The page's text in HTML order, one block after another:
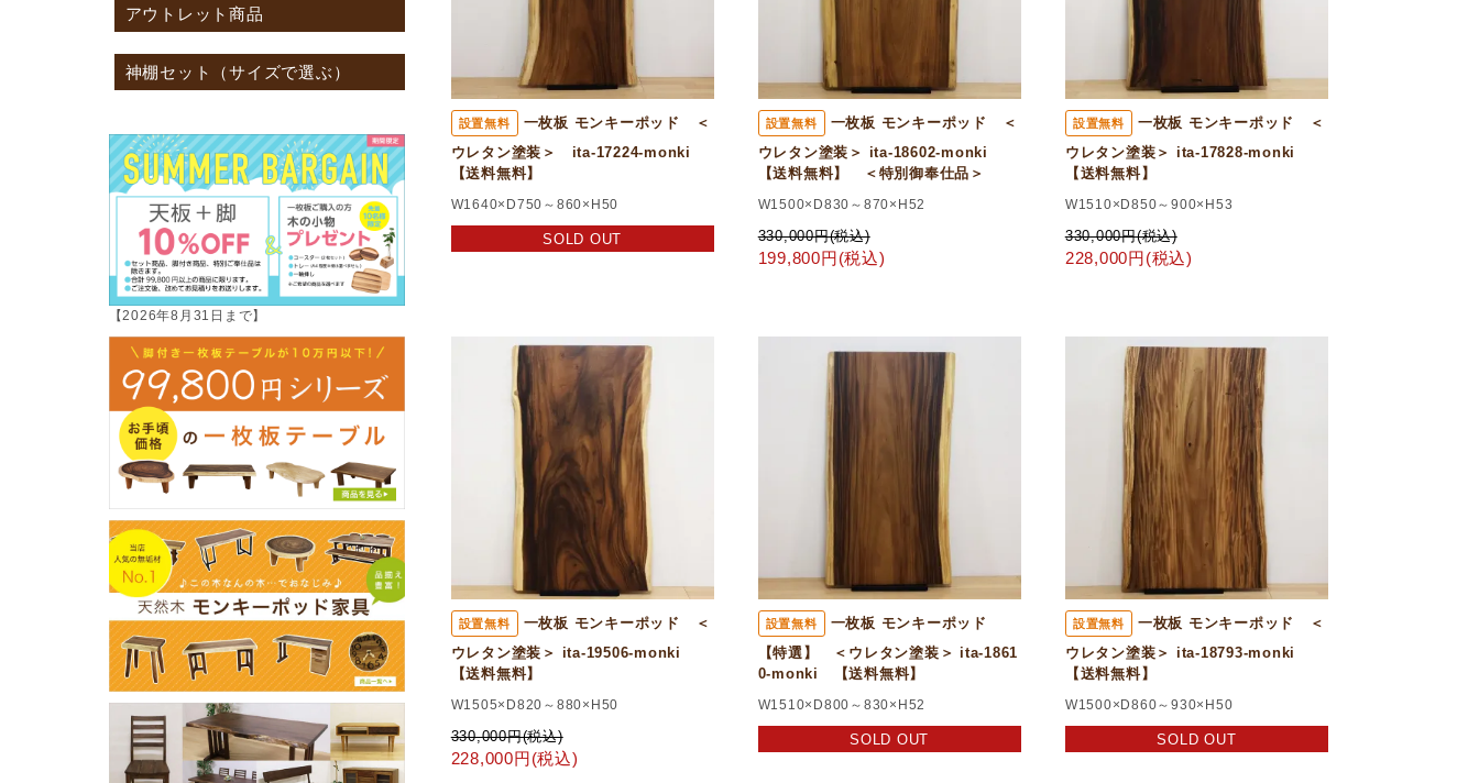
設置無料
一枚板 モンキーポッド ＜
ウレタン塗装＞ ita-17224-monki
【送料無料】
W1640×D750～860×H50
SOLD OUT
設置無料
一枚板 モンキーポッド ＜
ウレタン塗装＞ ita-18602-monki
【送料無料】 ＜特別御奉仕品＞
W1500×D830～870×H52
330,000円(税込)
199,800円(税込)
設置無料
一枚板 モンキーポッド ＜
ウレタン塗装＞ ita-17828-monki
【送料無料】
W1510×D850～900×H53
330,000円(税込)
228,000円(税込)
設置無料
一枚板 モンキーポッド ＜
ウレタン塗装＞ ita-19506-monki
【送料無料】
W1505×D820～880×H50
330,000円(税込)
228,000円(税込)
設置無料
一枚板 モンキーポッド
【特選】 ＜ウレタン塗装＞ ita-1861
0-monki 【送料無料】
W1510×D800～830×H52
SOLD OUT
設置無料
一枚板 モンキーポッド ＜
ウレタン塗装＞ ita-18793-monki
【送料無料】
W1500×D860～930×H50
SOLD OUT
アウトレット商品
神棚セット（サイズで選ぶ）
【2026年8月31日まで】